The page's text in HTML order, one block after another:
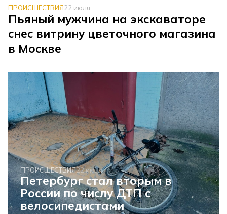
ПРОИСШЕСТВИЯ22 июля
Пьяный мужчина на экскаваторе
снес витрину цветочного магазина
в Москве
ПРОИСШЕСТВИЯ22 июля
Петербург стал вторым в
России по числу ДТП с
велосипедистами